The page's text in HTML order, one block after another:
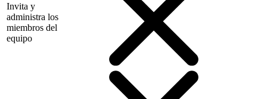
Invita y
administra los
miembros del
equipo